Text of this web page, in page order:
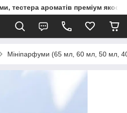
тестера ароматів преміум
Мініпарфуми (65 мл, 60 мл, 50 мл,